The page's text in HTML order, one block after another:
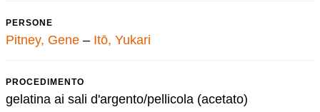
PERSONE
Pitney, Gene – Itō, Yukari
PROCEDIMENTO
gelatina ai sali d'argento/pellicola (acetato)